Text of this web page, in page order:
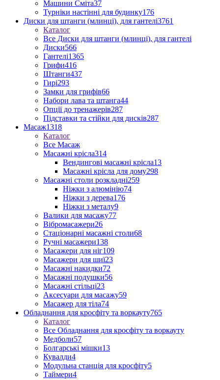
Машини Сміта37
Турніки настінні для будинку176
Диски для штанги (млинці), для гантелі3761
Каталог
Все Диски для штанги (млинці), для гантелі
Диски566
Гантелі1365
Грифи416
Штанги437
Гирі293
Замки для грифів66
Набори лава та штанга44
Опції до тренажерів287
Підставки та стійки для дисків287
Масаж1318
Каталог
Все Масаж
Масажні крісла314
Вендингові масажні крісла13
Масажні крісла для дому298
Масажні столи розкладні259
Ніжки з алюмінію74
Ніжки з дерева176
Ніжки з металу9
Валики для масажу77
Вібромасажери26
Стаціонарні масажні столи68
Ручні масажери138
Масажери для ніг109
Масажери для шиї23
Масажні накидки72
Масажні подушки56
Масажні стільці23
Аксесуари для масажу59
Масажер для тіла74
Обладнання для кросфіту та воркауту765
Каталог
Все Обладнання для кросфіту та воркауту
Медболи57
Болгарські мішки13
Кувалди4
Модульна станція для кросфіту5
Таймери4